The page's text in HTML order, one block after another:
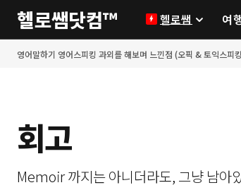
헬로쌤닷컴™ 헬로쌤 여
영어말하기 영어스피킹 과외를 해보며 느낀점 (오픽 & 토익스피
회고
Memoir 까지는 아니더라도, 그냥 남아